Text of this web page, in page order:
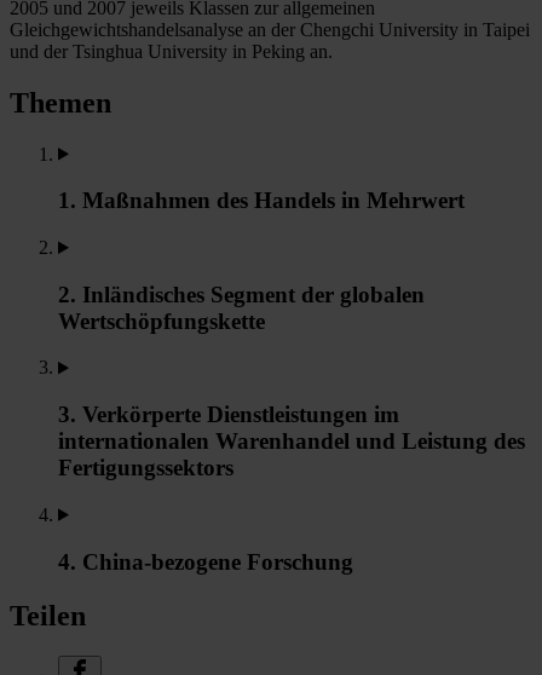
2005 und 2007 jeweils Klassen zur allgemeinen
Gleichgewichtshandelsanalyse an der Chengchi University in Taipei
und der Tsinghua University in Peking an.
Themen
1. Maßnahmen des Handels in Mehrwert
2. Inländisches Segment der globalen
Wertschöpfungskette
3. Verkörperte Dienstleistungen im
internationalen Warenhandel und Leistung des
Fertigungssektors
4. China-bezogene Forschung
Teilen